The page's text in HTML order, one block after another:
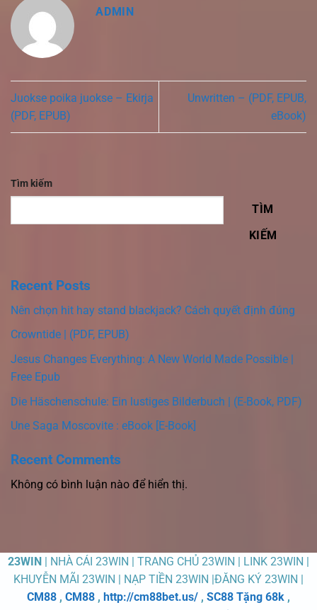
ADMIN
Juokse poika juokse – Ekirja
(PDF, EPUB)
Unwritten – (PDF, EPUB,
eBook)
Tìm kiếm
TÌM
KIẾM
Recent Posts
Nên chọn hit hay stand blackjack? Cách quyết định đúng
Crowntide | (PDF, EPUB)
Jesus Changes Everything: A New World Made Possible |
Free Epub
Die Häschenschule: Ein lustiges Bilderbuch | (E-Book, PDF)
Une Saga Moscovite : eBook [E-Book]
Recent Comments
Không có bình luận nào để hiển thị.
23WIN | NHÀ CÁI 23WIN | TRANG CHỦ 23WIN | LINK 23WIN |
KHUYỄN MÃI 23WIN | NẠP TIỀN 23WIN |ĐĂNG KÝ 23WIN |
CM88 , CM88 , http://cm88bet.us/ , SC88 Tặng 68k ,